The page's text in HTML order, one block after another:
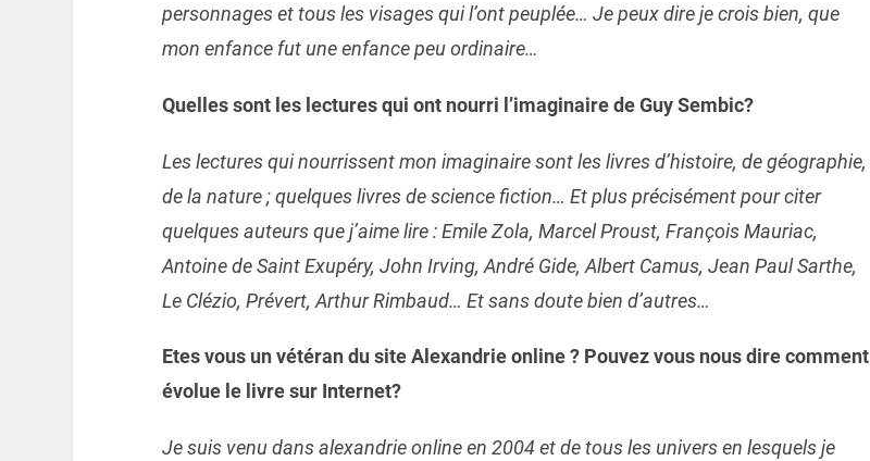
personnages et tous les visages qui l’ont peuplée… Je peux dire je crois bien, que
mon enfance fut une enfance peu ordinaire…
Quelles sont les lectures qui ont nourri l’imaginaire de Guy Sembic?
Les lectures qui nourrissent mon imaginaire sont les livres d’histoire, de géographie,
de la nature ; quelques livres de science fiction… Et plus précisément pour citer
quelques auteurs que j’aime lire : Emile Zola, Marcel Proust, François Mauriac,
Antoine de Saint Exupéry, John Irving, André Gide, Albert Camus, Jean Paul Sarthe,
Le Clézio, Prévert, Arthur Rimbaud… Et sans doute bien d’autres…
Etes vous un vétéran du site Alexandrie online ? Pouvez vous nous dire comment
évolue le livre sur Internet?
Je suis venu dans alexandrie online en 2004 et de tous les univers en lesquels je